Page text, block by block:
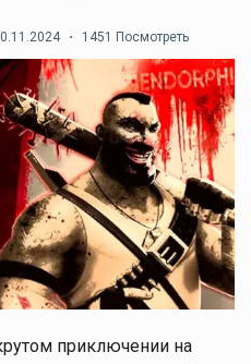
1451 Посмотреть
приключении на